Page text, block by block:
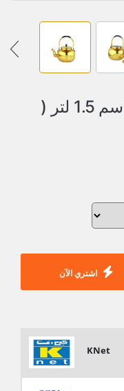
غوري المونيوم اصفر 12 سم 1.5 لتر (
اشتري الآن
KNet